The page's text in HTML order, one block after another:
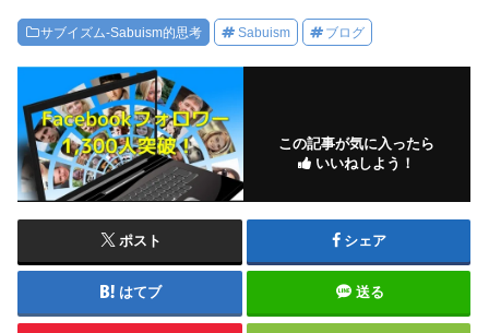
サブイズム-Sabuism的思考 Sabuism ブログ
この記事が気に入ったら
いいねしよう！
ポスト シェア
はてブ 送る